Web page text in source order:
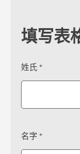
填写表
姓氏 *
名字 *